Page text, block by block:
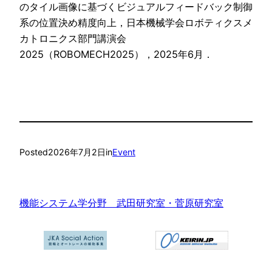
のタイル画像に基づくビジュアルフィードバック制御
系の位置決め精度向上，日本機械学会ロボティクスメ
カトロニクス部門講演会
2025（ROBOMECH2025），2025年6月．
Posted2026年7月2日inEvent
機能システム学分野 武田研究室・菅原研究室